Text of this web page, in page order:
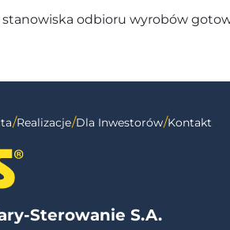
odbioru wyrobów
Realizacje Dla Inwestorów Kontakt
Sterowanie S.A.